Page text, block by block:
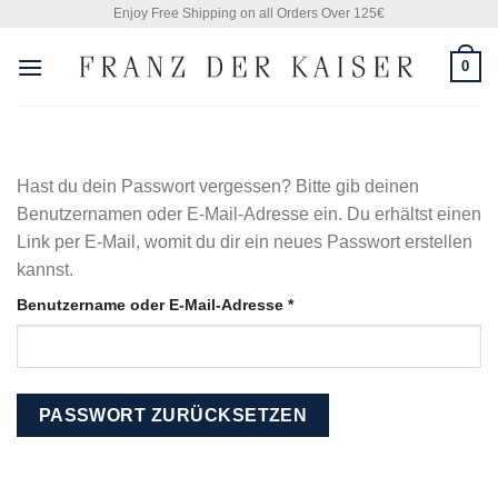
content
Enjoy Free Shipping on all Orders Over 125€
0
Hast du dein Passwort vergessen? Bitte gib deinen
Benutzernamen oder E-Mail-Adresse ein. Du erhältst einen
Link per E-Mail, womit du dir ein neues Passwort erstellen
kannst.
Benutzername oder E-Mail-Adresse *Erforderlich
PASSWORT ZURÜCKSETZEN